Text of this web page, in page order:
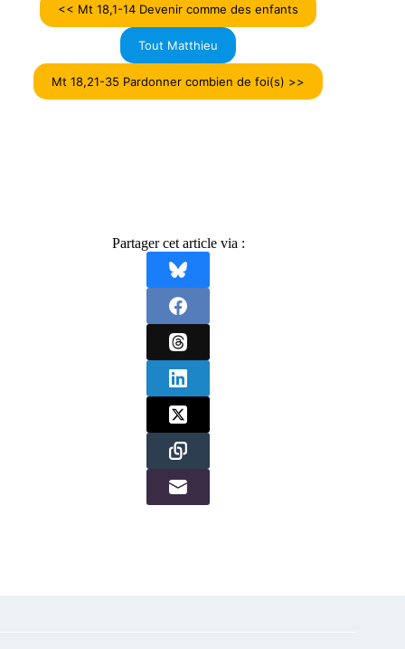
<< Mt 18,1-14 Devenir comme des enfants
Tout Matthieu
Mt 18,21-35 Pardonner combien de foi(s) >>
Partager cet article via :